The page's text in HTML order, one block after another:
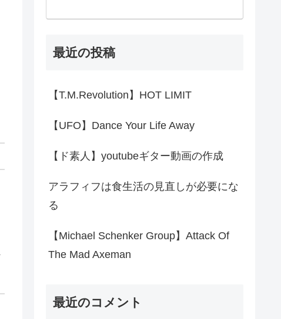
最近の投稿
【T.M.Revolution】HOT LIMIT
【UFO】Dance Your Life Away
【ド素人】youtubeギター動画の作成
アラフィフは食生活の見直しが必要にな
る
【Michael Schenker Group】Attack Of
The Mad Axeman
最近のコメント